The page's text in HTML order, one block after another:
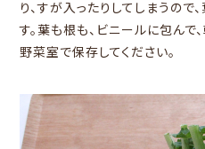
り、すが入ったりしてしまうので
す。葉も根も、ビニールに包ん
野菜室で保存してください。